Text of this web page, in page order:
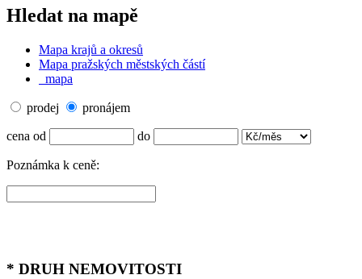
Hledat na mapě
Mapa krajů a okresů
Mapa pražských městských částí
mapa
prodej pronájem
cena od do
Poznámka k ceně:
* DRUH NEMOVITOSTI